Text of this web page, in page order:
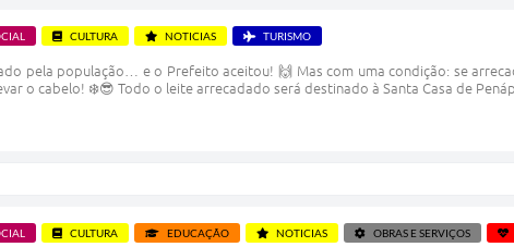
CULTURA NOTICIAS TURISMO
pela população… e o Prefeito aceitou! 🙌 Mas com uma condição: se
o cabelo! ❄️😎 Todo o leite arrecadado será destinado à Santa Casa de
CULTURA EDUCAÇÃO NOTICIAS OBRAS E SERVIÇOS